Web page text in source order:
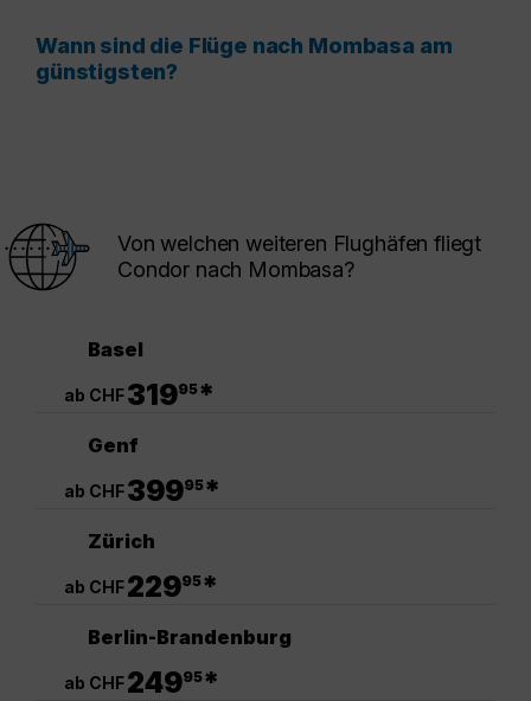
Wann sind die Flüge nach Mombasa am
günstigsten?
Von welchen weiteren Flughäfen fliegt
Condor nach Mombasa?
Basel
ab CHF31995*
Genf
ab CHF39995*
Zürich
ab CHF22995*
Berlin-Brandenburg
ab CHF24995*